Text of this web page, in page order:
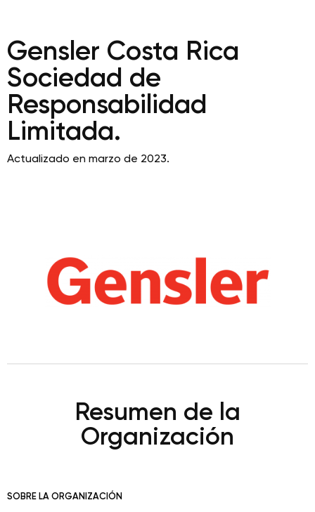
Gensler Costa Rica
Sociedad de
Responsabilidad
Limitada.
Actualizado en marzo de 2023.
Resumen de la
Organización
SOBRE LA ORGANIZACIÓN